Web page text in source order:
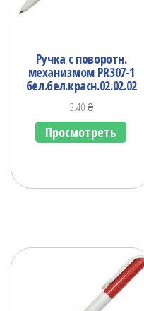
Ручка с поворотн.
механизмом PR307-1
бел.бел.красн.02.02.02
3.40₴
Просмотреть